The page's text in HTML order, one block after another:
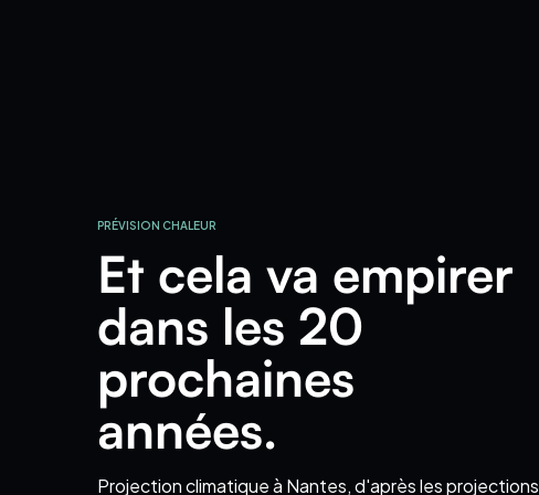
PRÉVISION CHALEUR
Et cela va empirer
dans les 20
prochaines
années.
Projection climatiqueà Nantes, d'après les projections